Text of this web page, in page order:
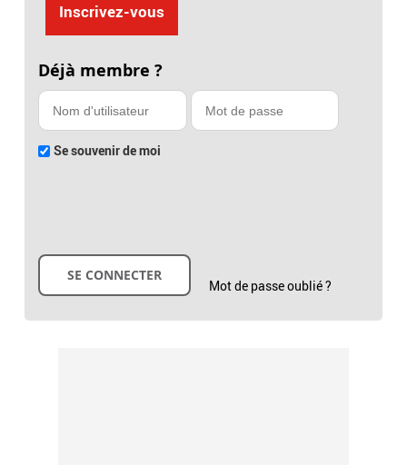
Inscrivez-vous
Déjà membre ?
Se souvenir de moi
Mot de passe oublié ?